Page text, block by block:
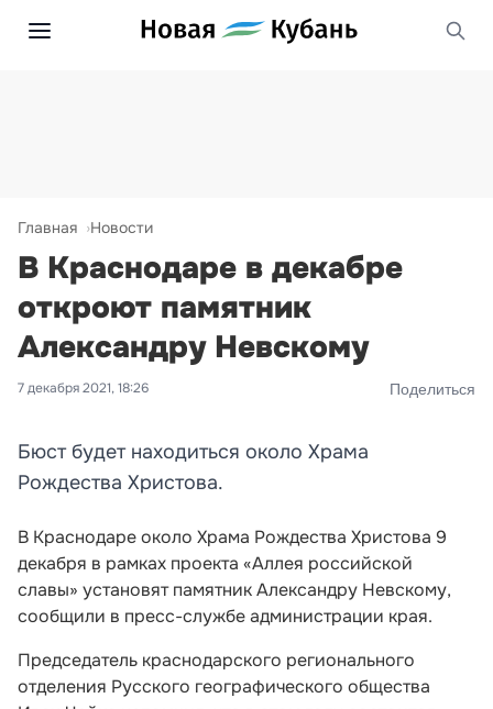
Главная Новости
В Краснодаре в декабре
откроют памятник
Александру Невскому
7 декабря 2021, 18:26 Поделиться
Бюст будет находиться около Храма
Рождества Христова.
В Краснодаре около Храма Рождества Христова 9
декабря в рамках проекта «Аллея российской
славы» установят памятник Александру Невскому,
сообщили в пресс-службе администрации края.
Председатель краснодарского регионального
отделения Русского географического общества